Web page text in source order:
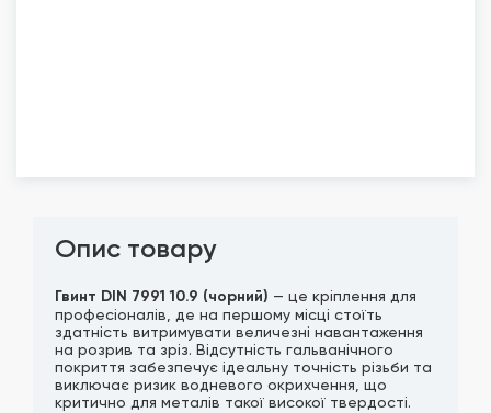
Опис товару
Гвинт DIN 7991 10.9 (чорний) — це кріплення для
професіоналів, де на першому місці стоїть
здатність витримувати величезні навантаження
на розрив та зріз. Відсутність гальванічного
покриття забезпечує ідеальну точність різьби та
виключає ризик водневого окрихчення, що
критично для металів такої високої твердості.